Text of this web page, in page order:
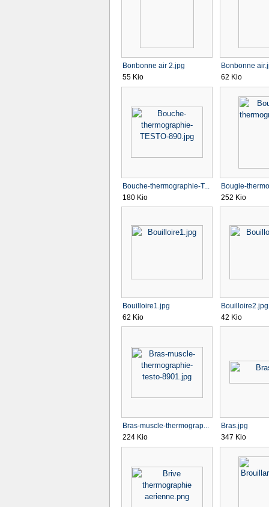
Bonbonne air 2.jpg
55 Kio
Bonbonne
62 Kio
Bouche-thermographie-T...
180 Kio
Bougie-
252 Kio
Bouilloire1.jpg
62 Kio
Bouilloire2.jpg
42 Kio
Bras-muscle-thermograp...
224 Kio
Bras.jpg
347 Kio